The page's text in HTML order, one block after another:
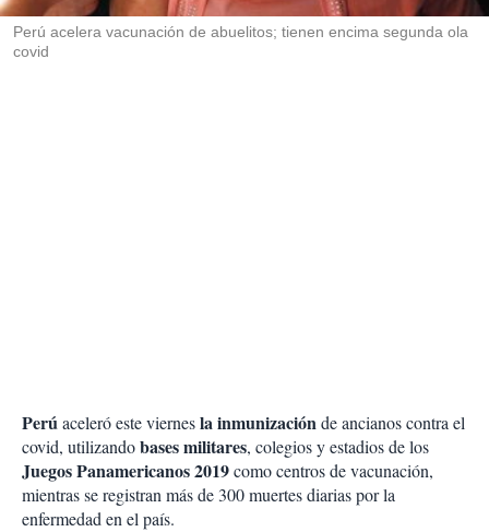
Perú acelera vacunación de abuelitos; tienen encima segunda ola
covid
Perúaceleró este viernesla inmunizaciónde ancianos contra el
covid, utilizandobases militares, colegios y estadios de los
Juegos Panamericanos 2019como centros de vacunación,
mientras se registran más de 300 muertes diarias por la
enfermedad en el país.